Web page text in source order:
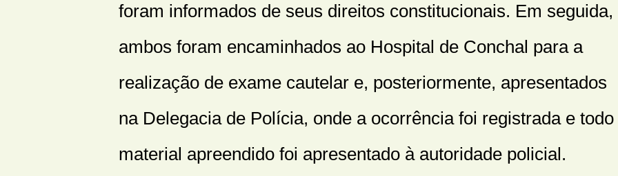
foram informados de seus direitos constitucionais. Em seguida,
ambos foram encaminhados ao Hospital de Conchal para a
realização de exame cautelar e, posteriormente, apresentados
na Delegacia de Polícia, onde a ocorrência foi registrada e todo
material apreendido foi apresentado à autoridade policial.